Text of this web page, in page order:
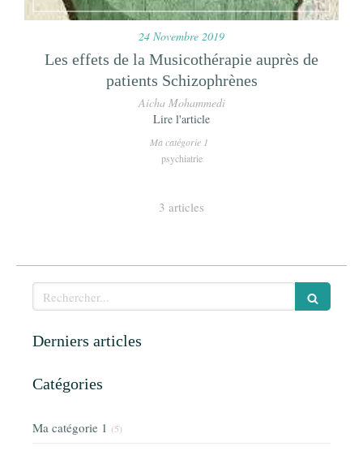
24 Novembre 2019
Les effets de la Musicothérapie auprès de
patients Schizophrènes
Aicha Mohammedi
Lire l'article
Ma catégorie 1
psychiatrie
3 articles
Rechercher
Derniers articles
Catégories
Ma catégorie 1 (5)